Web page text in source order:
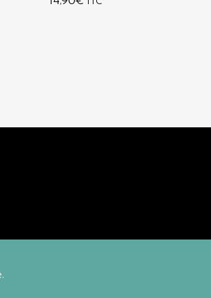
sur notre boutique !